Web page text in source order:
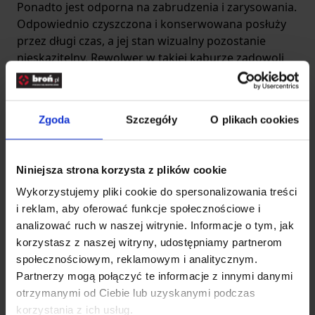
Zgoda Szczegóły O plikach cookies
Niniejsza strona korzysta z plików cookie
Wykorzystujemy pliki cookie do spersonalizowania treści
i reklam, aby oferować funkcje społecznościowe i
analizować ruch w naszej witrynie. Informacje o tym, jak
korzystasz z naszej witryny, udostępniamy partnerom
społecznościowym, reklamowym i analitycznym.
Partnerzy mogą połączyć te informacje z innymi danymi
otrzymanymi od Ciebie lub uzyskanymi podczas
korzystania z ich usług.
Ponadto jest odporna na zabrudzenia i zarysowania.
Odpowiednio czyszczona i konserwowana posłuży
przez długi czas, a jej stan wizualny pozostanie
nieskazitelny. Rewolwer w takiej kaburze zadowoli
posiadacza, ale również wzbudzi zachwyt i szacunek
u osób postronnych.
Sprzęty do samoobrony warto mieć blisko siebie,
jednak nie mogą obciążać, ponieważ to zniechęca do
potrzebne. Rozwiązaniem tego problemu są
wygodne futerały na paralizator. Chronią w jednym
momencie zarówno użytkownika, jak i sprzęt, a w
razie potrzeby można szybko je otworzyć, by
uzyskać dostęp do środka ochrony osobistej.
Kabura na broń krótką – skuteczna ochrona
pistoletu
W ofercie nie mogło zabraknąć zarówno